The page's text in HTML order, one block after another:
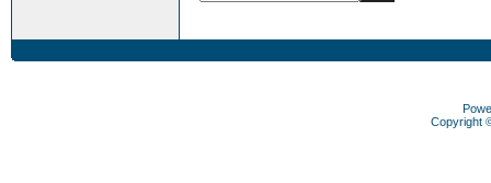
Copyright